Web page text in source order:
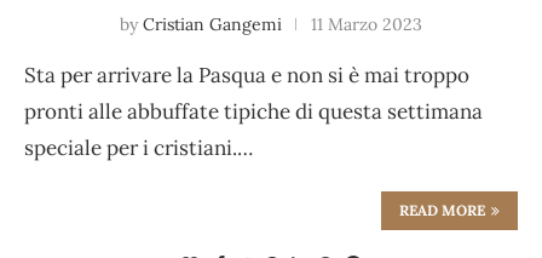
by Cristian Gangemi 11 Marzo 2023
Sta per arrivare la Pasqua e non si è mai troppo
pronti alle abbuffate tipiche di questa settimana
speciale per i cristiani.…
READ MORE